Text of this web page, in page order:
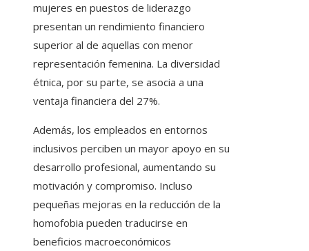
mujeres en puestos de liderazgo
presentan un rendimiento financiero
superior al de aquellas con menor
representación femenina. La diversidad
étnica, por su parte, se asocia a una
ventaja financiera del 27%.
Además, los empleados en entornos
inclusivos perciben un mayor apoyo en su
desarrollo profesional, aumentando su
motivación y compromiso. Incluso
pequeñas mejoras en la reducción de la
homofobia pueden traducirse en
beneficios macroeconómicos